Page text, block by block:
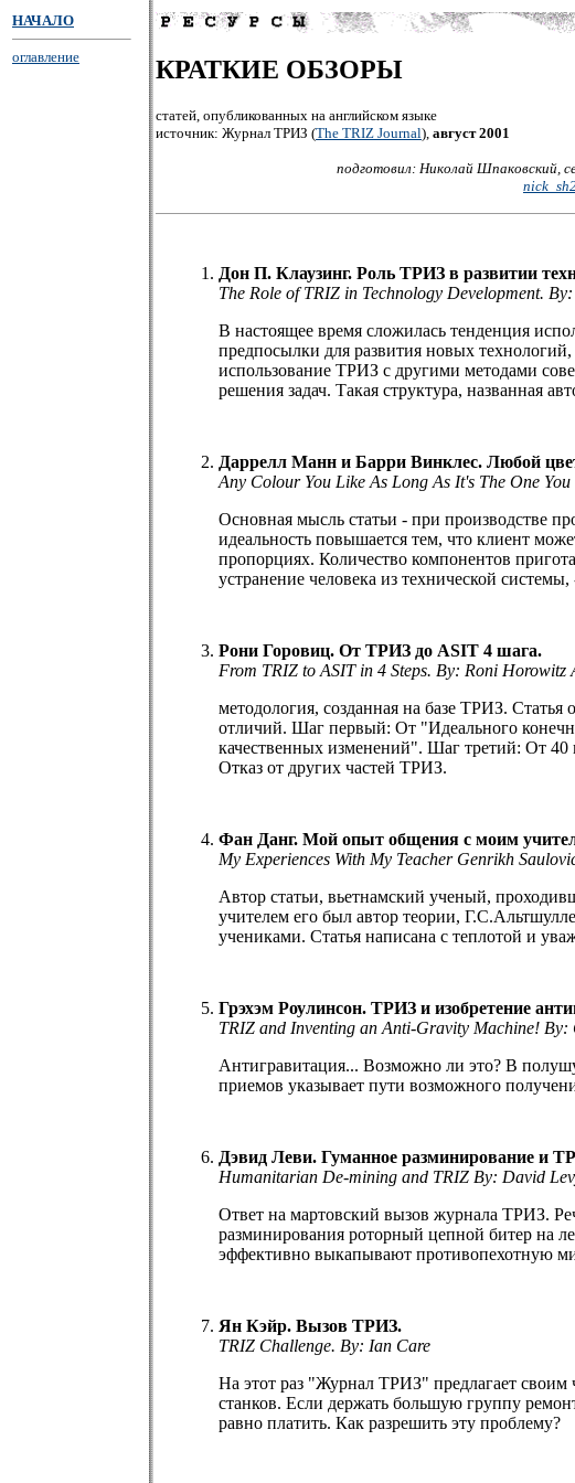
НАЧАЛО
оглавление КРАТКИЕ ОБЗОРЫ
статей, опубликованных на английском языке
источник: Журнал ТРИЗ (The TRIZ Journal), август 2001
подготовил: Николай Шпаковский,
Дон П. Клаузинг. Роль ТРИЗ в развитии
The Role of TRIZ in Technology Development.
В настоящее время сложилась тенденция
предпосылки для развития новых
использование ТРИЗ с другими методами
решения задач. Такая структура, названная
Даррелл Манн и Барри Винклес. Любой
Any Colour You Like As Long As It's The One
Основная мысль статьи - при производстве
идеальность повышается тем, что клиент
пропорциях. Количество компонентов
устранение человека из технической
Рони Горовиц. От ТРИЗ до ASIT 4 шага.
From TRIZ to ASIT in 4 Steps. By: Roni Horowitz
методология, созданная на базе ТРИЗ.
отличий. Шаг первый: От "Идеального
качественных изменений". Шаг третий: От
Отказ от других частей ТРИЗ.
Фан Данг. Мой опыт общения с моим
My Experiences With My Teacher Genrikh
Автор статьи, вьетнамский ученый,
учителем его был автор теории,
учениками. Статья написана с теплотой и
Грэхэм Роулинсон. ТРИЗ и изобретение
TRIZ and Inventing an Anti-Gravity Machine! By:
Антигравитация... Возможно ли это? В
приемов указывает пути возможного
Дэвид Леви. Гуманное разминирование и
Humanitarian De-mining and TRIZ By: David
Ответ на мартовский вызов журнала ТРИЗ.
разминирования роторный цепной битер на
эффективно выкапывают противопехотную
Ян Кэйр. Вызов ТРИЗ.
TRIZ Challenge. By: Ian Care
На этот раз "Журнал ТРИЗ" предлагает своим
станков. Если держать большую группу
равно платить. Как разрешить эту проблему?